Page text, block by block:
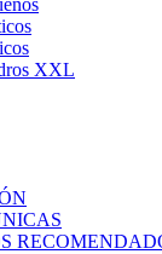
XXL